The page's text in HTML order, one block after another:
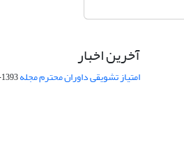
آخرین اخبار
امتیاز تشویقی داوران محترم مجله1393-09-01